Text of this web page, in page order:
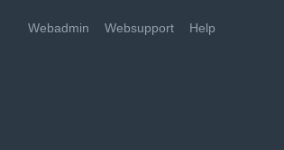
Webadmin Websupport Help